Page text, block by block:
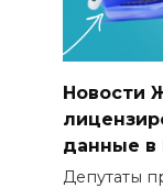
Новости
данные
Депутаты